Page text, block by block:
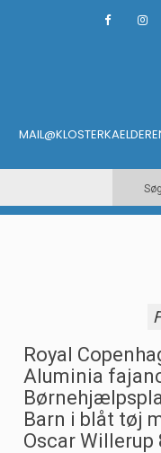
Royal
Aluminia
Barn i blåt tøj
Oscar Willerup